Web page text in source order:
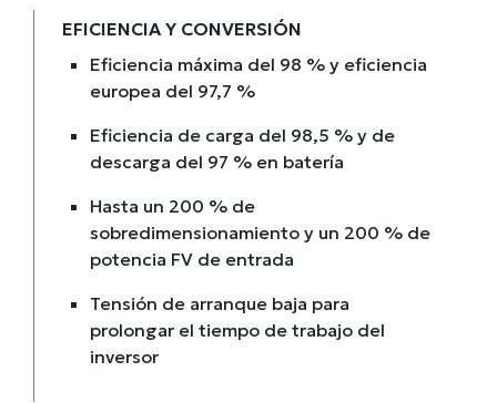
EFICIENCIA Y CONVERSIÓN
Eficiencia máxima del 98 % y eficiencia
europea del 97,7 %
Eficiencia de carga del 98,5 % y de
descarga del 97 % en batería
Hasta un 200 % de
sobredimensionamiento y un 200 % de
potencia FV de entrada
Tensión de arranque baja para
prolongar el tiempo de trabajo del
inversor